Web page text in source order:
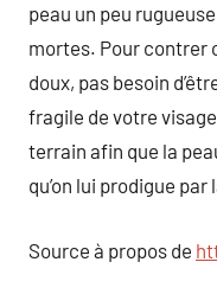
peau un peu
mortes. Pour contrer
doux, pas besoin
fragile de votre
terrain afin que la
qu’on lui prodigue par
Source à propos de